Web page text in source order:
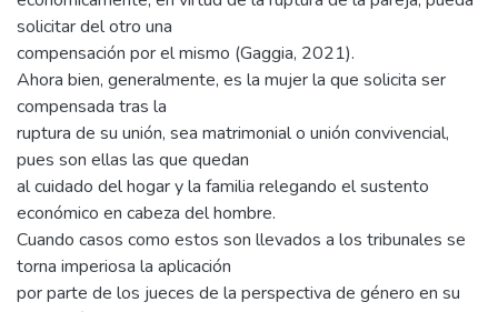
solicitar del otro una
compensación por el mismo (Gaggia, 2021).
Ahora bien, generalmente, es la mujer la que solicita ser
compensada tras la
ruptura de su unión, sea matrimonial o unión convivencial,
pues son ellas las que quedan
al cuidado del hogar y la familia relegando el sustento
económico en cabeza del hombre.
Cuando casos como estos son llevados a los tribunales se
torna imperiosa la aplicación
por parte de los jueces de la perspectiva de género en su